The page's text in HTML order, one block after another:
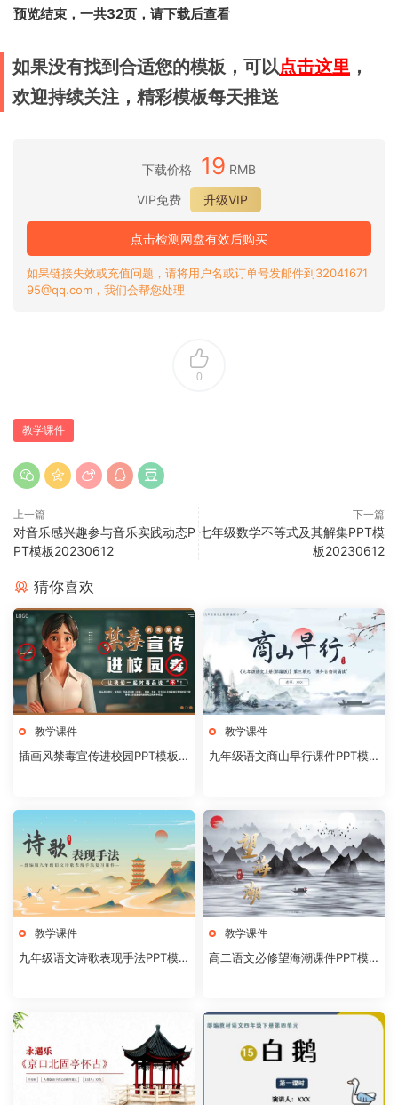
预览结束，一共32页，请下载后查看
如果没有找到合适您的模板，可以点击这里 ，
欢迎持续关注，精彩模板每天推送
下载价格 19 RMB
VIP免费
升级VIP
点击检测网盘有效后购买
如果链接失效或充值问题，请将用户名或订单号发邮件到32041671
95@qq.com，我们会帮您处理
0
教学课件
上一篇
对音乐感兴趣参与音乐实践动态P
PT模板20230612
下一篇
七年级数学不等式及其解集PPT模
板20230612
猜你喜欢
教学课件
插画风禁毒宣传进校园PPT模板2
教学课件
九年级语文商山早行课件PPT模
教学课件
九年级语文诗歌表现手法PPT模
教学课件
高二语文必修望海潮课件PPT模